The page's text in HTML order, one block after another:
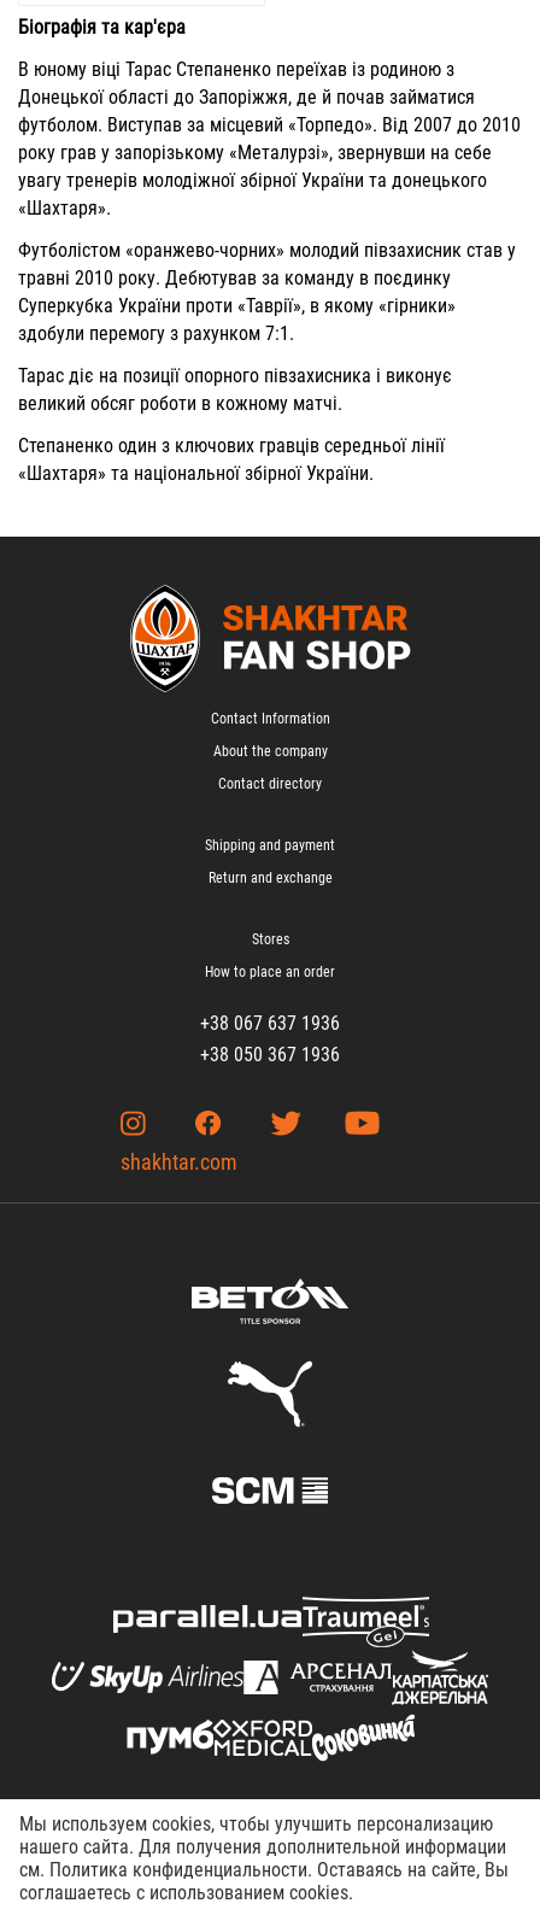
Біографія та кар'єра
В юному віці Тарас Степаненко переїхав із родиною з
Донецької області до Запоріжжя, де й почав займатися
футболом. Виступав за місцевий «Торпедо». Від 2007 до 2010
року грав у запорізькому «Металурзі», звернувши на себе
увагу тренерів молодіжної збірної України та донецького
«Шахтаря».
Футболістом «оранжево-чорних» молодий півзахисник став у
травні 2010 року. Дебютував за команду в поєдинку
Суперкубка України проти «Таврії», в якому «гірники»
здобули перемогу з рахунком 7:1.
Тарас діє на позиції опорного півзахисника і виконує
великий обсяг роботи в кожному матчі.
Степаненко один з ключових гравців середньої лінії
«Шахтаря» та національної збірної України.
Contact Information
About the company
Contact directory
Shipping and payment
Return and exchange
Stores
How to place an order
+38 067 637 1936
+38 050 367 1936
shakhtar.com
© FC Shakhtar Donetsk, 1998–2026. All right reserved.
Terms of Use Privacy policy Working at the club
Мы используем cookies, чтобы улучшить персонализацию
нашего сайта. Для получения дополнительной информации
см. Политика конфиденциальности. Оставаясь на сайте, Вы
соглашаетесь с использованием cookies.